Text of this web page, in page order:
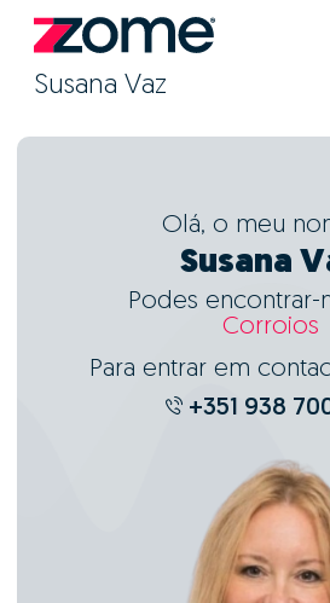
Susana Vaz
Olá, o meu
Susana
Podes encontrar-
Corroios
Para entrar em
+351 938